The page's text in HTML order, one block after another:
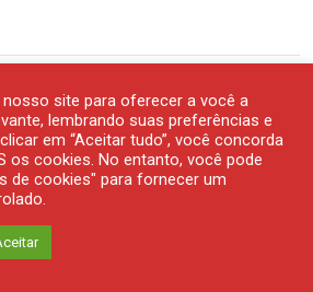
site para oferecer a você a
lembrando suas preferências e
em “Aceitar tudo”, você concorda
os cookies. No entanto, você pode
de cookies" para fornecer um